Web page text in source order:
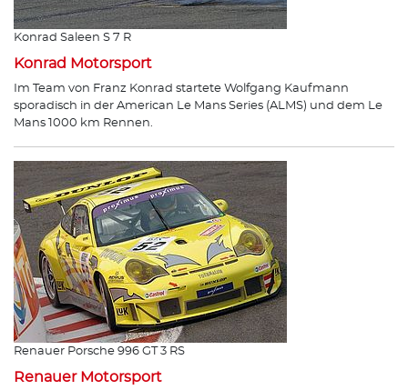
Konrad Saleen S 7 R
Konrad Motorsport
Im Team von Franz Konrad startete Wolfgang Kaufmann
sporadisch in der American Le Mans Series (ALMS) und dem Le
Mans 1000 km Rennen.
Renauer Porsche 996 GT 3 RS
Renauer Motorsport